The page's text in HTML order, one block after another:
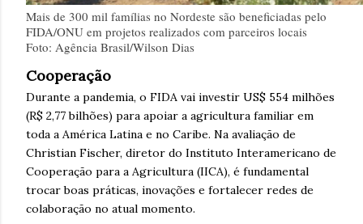
Mais de 300 mil famílias no Nordeste são beneficiadas pelo
FIDA/ONU em projetos realizados com parceiros locais
Foto: Agência Brasil/Wilson Dias
Cooperação
Durante a pandemia, o FIDA vai investir US$ 554 milhões
(R$ 2,77 bilhões) para apoiar a agricultura familiar em
toda a América Latina e no Caribe. Na avaliação de
Christian Fischer, diretor do Instituto Interamericano de
Cooperação para a Agricultura (IICA), é fundamental
trocar boas práticas, inovações e fortalecer redes de
colaboração no atual momento.